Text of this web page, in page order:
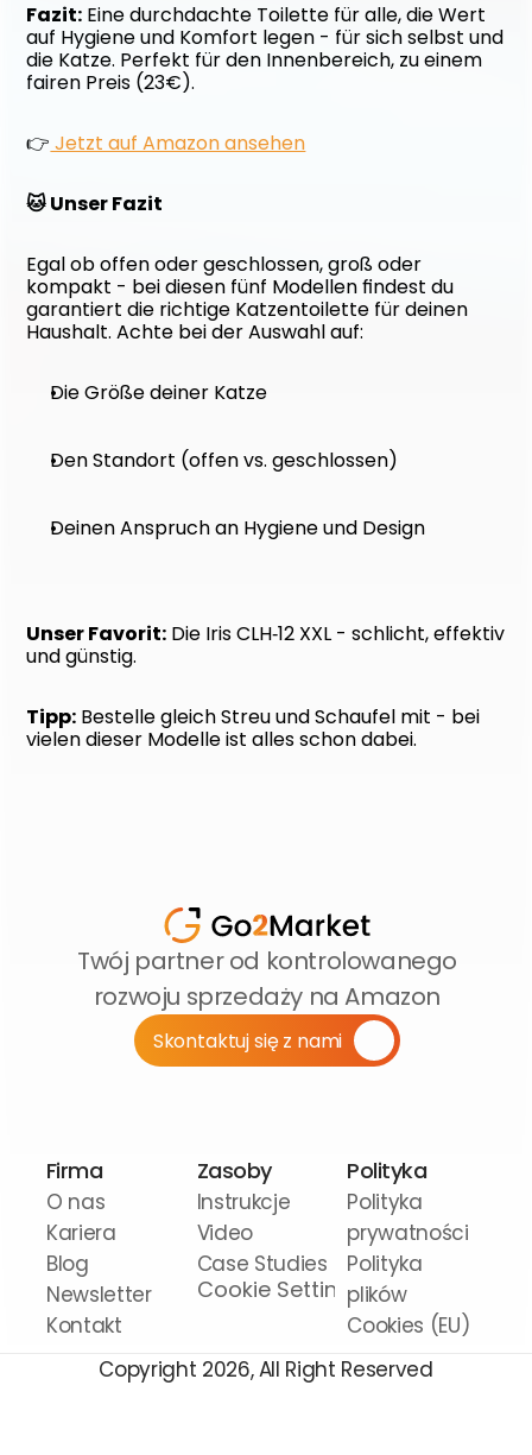
Fazit: Eine durchdachte Toilette für alle, die Wert
auf Hygiene und Komfort legen - für sich selbst und
die Katze. Perfekt für den Innenbereich, zu einem
fairen Preis (23€).
👉 Jetzt auf Amazon ansehen
🐱 Unser Fazit
Egal ob offen oder geschlossen, groß oder
kompakt - bei diesen fünf Modellen findest du
garantiert die richtige Katzentoilette für deinen
Haushalt. Achte bei der Auswahl auf:
Die Größe deiner Katze
Den Standort (offen vs. geschlossen)
Deinen Anspruch an Hygiene und Design
Unser Favorit: Die Iris CLH‑12 XXL - schlicht, effektiv
und günstig.
Tipp: Bestelle gleich Streu und Schaufel mit - bei
vielen dieser Modelle ist alles schon dabei.
Twój partner od kontrolowanego
rozwoju sprzedaży na Amazon
Skontaktuj się z nami
Firma
O nas
Kariera
Blog
Newsletter
Kontakt
Zasoby
Instrukcje
Video
Case Studies
Cookie Settings
Polityka
Polityka
prywatności
Polityka
plików
Cookies (EU)
Copyright 2026, All Right Reserved